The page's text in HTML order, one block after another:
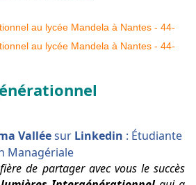
Valléesur Linkedin : Étudiante
Managériale
de partager avec vous le succès